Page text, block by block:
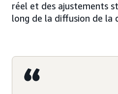
réel et des ajustements
long de la diffusion de la